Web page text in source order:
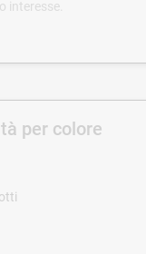
interesse.
per colore